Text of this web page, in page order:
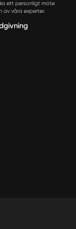
ett personligt möte
av våra experter.